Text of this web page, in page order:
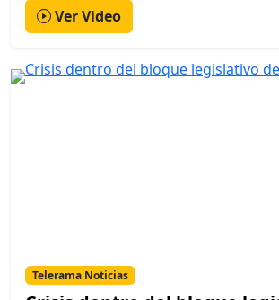
Ver Video
Telerama Noticias